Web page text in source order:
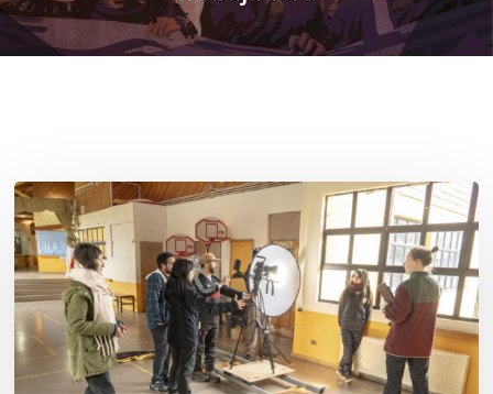
Toda
el
agua
del
mar:
largometraje